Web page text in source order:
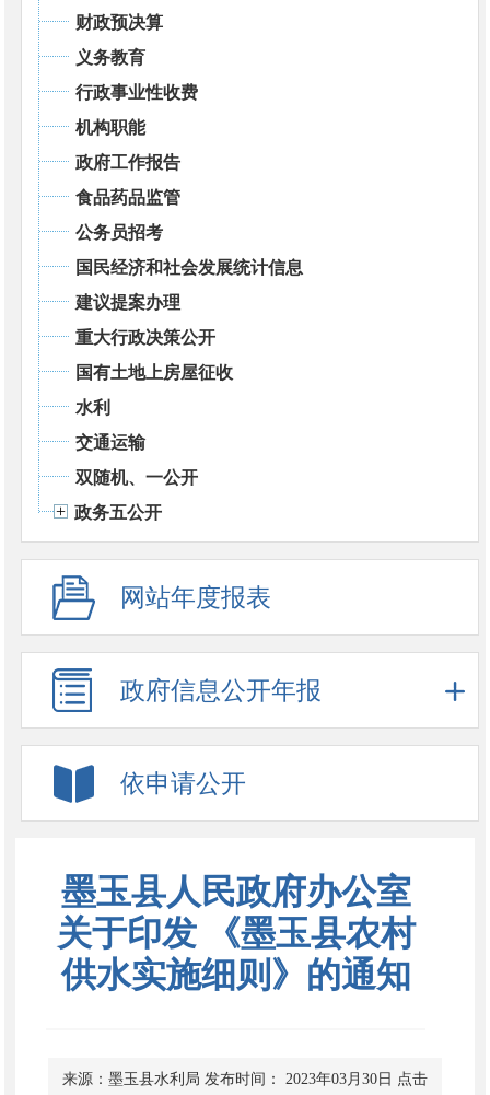
财政预决算
义务教育
行政事业性收费
机构职能
政府工作报告
食品药品监管
公务员招考
国民经济和社会发展统计信息
建议提案办理
重大行政决策公开
国有土地上房屋征收
水利
交通运输
双随机、一公开
政务五公开
网站年度报表
政府信息公开年报
依申请公开
墨玉县人民政府办公室
关于印发 《墨玉县农村
供水实施细则》的通知
来源：墨玉县水利局 发布时间： 2023年03月30日 点击